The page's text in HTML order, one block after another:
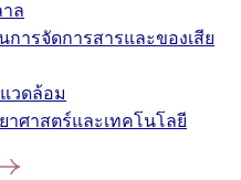
ล
การจัดการสารและของเสีย
วดล้อม
าศาสตร์และเทคโนโลยี